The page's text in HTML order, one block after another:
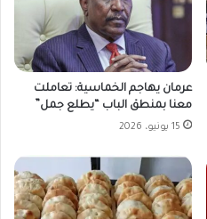
عرمان يهاجم الخماسية: تعاملت
معنا بمنطق الباب “يطلع جمل”
15 يونيو، 2026